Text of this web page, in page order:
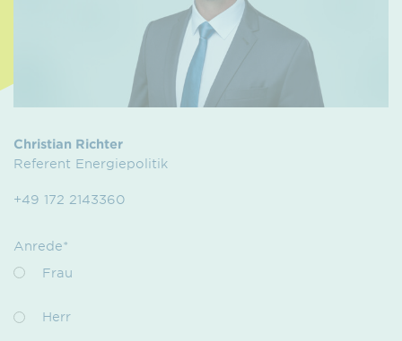
Christian Richter
Referent Energiepolitik
+49 172 2143360
Anrede*
Frau
Herr